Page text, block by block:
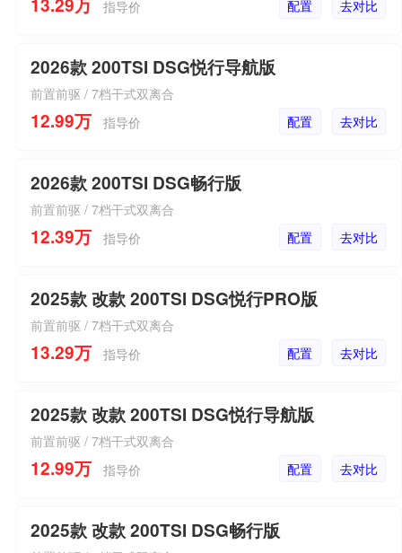
指导价 去对比
配置
2026款 200TSI DSG悦行导航版
前置前驱 / 7档干式双离合
12.99万 指导价 去对比
配置
2026款 200TSI DSG畅行版
前置前驱 / 7档干式双离合
12.39万 指导价 去对比
配置
2025款 改款 200TSI DSG悦行PRO版
前置前驱 / 7档干式双离合
13.29万 指导价 去对比
配置
2025款 改款 200TSI DSG悦行导航版
前置前驱 / 7档干式双离合
12.99万 指导价 去对比
配置
2025款 改款 200TSI DSG畅行版